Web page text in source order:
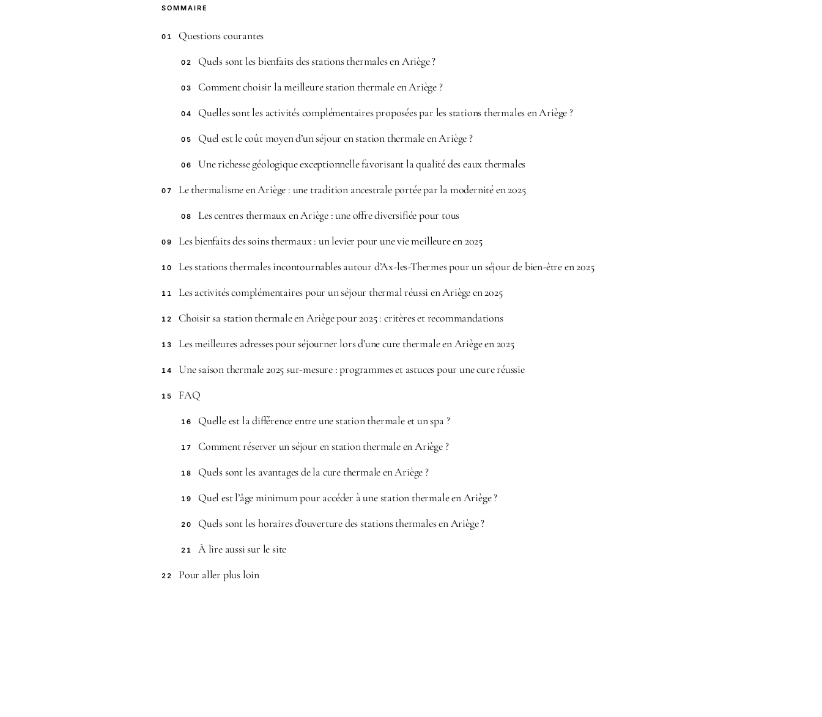
SOMMAIRE
01 Questions courantes
02 Quels sont les bienfaits des stations thermales en Ariège ?
03 Comment choisir la meilleure station thermale en Ariège ?
04 Quelles sont les activités complémentaires proposées par les stations thermales en Ariège ?
05 Quel est le coût moyen d’un séjour en station thermale en Ariège ?
06 Une richesse géologique exceptionnelle favorisant la qualité des eaux thermales
07 Le thermalisme en Ariège : une tradition ancestrale portée par la modernité en 2025
08 Les centres thermaux en Ariège : une offre diversifiée pour tous
09 Les bienfaits des soins thermaux : un levier pour une vie meilleure en 2025
10 Les stations thermales incontournables autour d’Ax-les-Thermes pour un séjour de bien-être en 2025
11 Les activités complémentaires pour un séjour thermal réussi en Ariège en 2025
12 Choisir sa station thermale en Ariège pour 2025 : critères et recommandations
13 Les meilleures adresses pour séjourner lors d’une cure thermale en Ariège en 2025
14 Une saison thermale 2025 sur-mesure : programmes et astuces pour une cure réussie
15 FAQ
16 Quelle est la différence entre une station thermale et un spa ?
17 Comment réserver un séjour en station thermale en Ariège ?
18 Quels sont les avantages de la cure thermale en Ariège ?
19 Quel est l’âge minimum pour accéder à une station thermale en Ariège ?
20 Quels sont les horaires d’ouverture des stations thermales en Ariège ?
21 À lire aussi sur le site
22 Pour aller plus loin